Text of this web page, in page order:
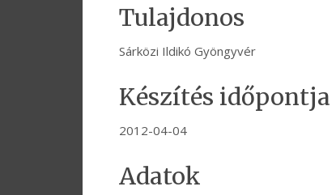
Tulajdonos
Sárközi Ildikó Gyöngyvér
Készítés időpontja
2012-04-04
Adatok